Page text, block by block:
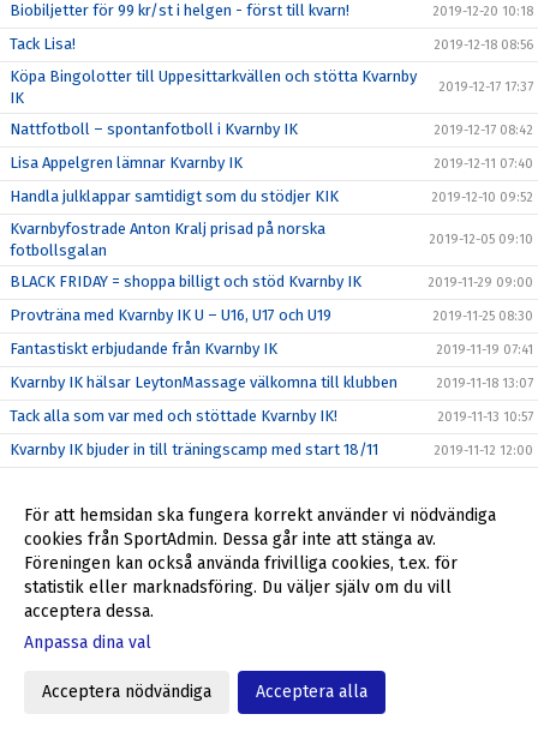
Biobiljetter för 99 kr/st i helgen - först till kvarn! 2019-12-20 10:18
Tack Lisa! 2019-12-18 08:56
Köpa Bingolotter till Uppesittarkvällen och stötta Kvarnby
IK
2019-12-17 17:37
Nattfotboll – spontanfotboll i Kvarnby IK 2019-12-17 08:42
Lisa Appelgren lämnar Kvarnby IK 2019-12-11 07:40
Handla julklappar samtidigt som du stödjer KIK 2019-12-10 09:52
Kvarnbyfostrade Anton Kralj prisad på norska
fotbollsgalan
2019-12-05 09:10
BLACK FRIDAY = shoppa billigt och stöd Kvarnby IK 2019-11-29 09:00
Provträna med Kvarnby IK U – U16, U17 och U19 2019-11-25 08:30
Fantastiskt erbjudande från Kvarnby IK 2019-11-19 07:41
Kvarnby IK hälsar LeytonMassage välkomna till klubben 2019-11-18 13:07
Tack alla som var med och stöttade Kvarnby IK! 2019-11-13 10:57
Kvarnby IK bjuder in till träningscamp med start 18/11 2019-11-12 12:00
Höst/vinter = Stora intäkter från Sponsorhuset 2019-10-29 11:24
Richard, Max och Niklas förlänger - leder återtåget
Stadium Memberdays - 25% rabatt! 2019-10-25 09:15
P04 klara för P16 Nationella 2020
P04 kvalar till P16 Nationella 2020
Föreningsdagar på Stadium Svågertorp börjar nu
Ulf Jansson om återkomsten till Kvarnby IK
För att hemsidan ska fungera korrekt använder vi nödvändiga
cookies från SportAdmin. Dessa går inte att stänga av.
Föreningen kan också använda frivilliga cookies, t.ex. för
statistik eller marknadsföring. Du väljer själv om du vill
acceptera dessa.
Anpassa dina val
Acceptera nödvändiga Acceptera alla